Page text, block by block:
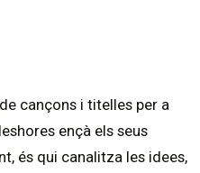
cançons i titelles per a
ençà els seus
és qui canalitza les idees,